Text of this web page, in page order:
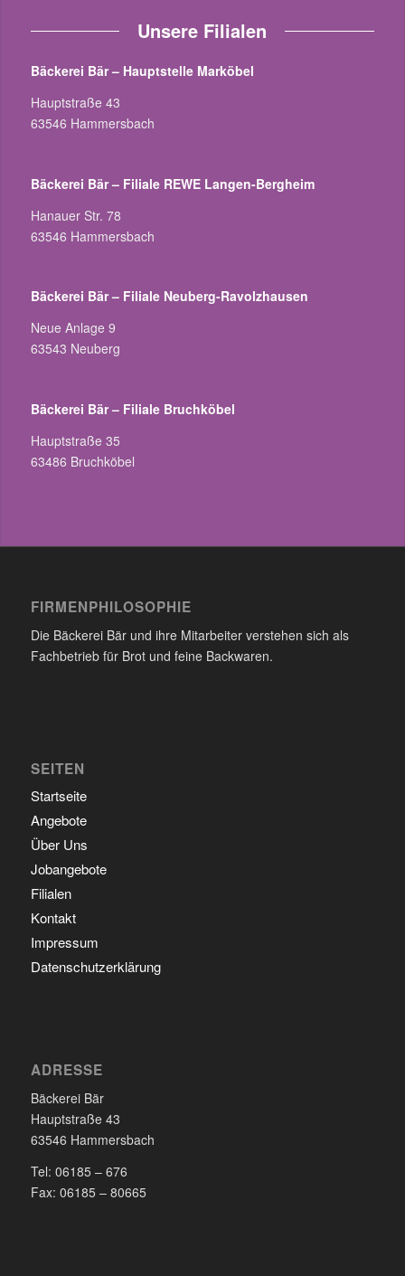
Unsere Filialen
Bäckerei Bär – Hauptstelle Marköbel
Hauptstraße 43
63546 Hammersbach
Bäckerei Bär – Filiale REWE Langen-Bergheim
Hanauer Str. 78
63546 Hammersbach
Bäckerei Bär – Filiale Neuberg-Ravolzhausen
Neue Anlage 9
63543 Neuberg
Bäckerei Bär – Filiale Bruchköbel
Hauptstraße 35
63486 Bruchköbel
FIRMENPHILOSOPHIE
Die Bäckerei Bär und ihre Mitarbeiter verstehen sich als
Fachbetrieb für Brot und feine Backwaren.
SEITEN
Startseite
Angebote
Über Uns
Jobangebote
Filialen
Kontakt
Impressum
Datenschutzerklärung
ADRESSE
Bäckerei Bär
Hauptstraße 43
63546 Hammersbach
Tel: 06185 – 676
Fax: 06185 – 80665